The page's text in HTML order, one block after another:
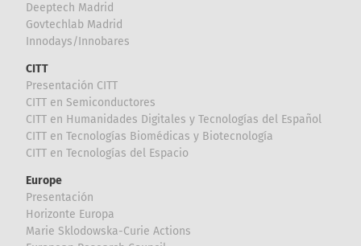
Deeptech Madrid
Govtechlab Madrid
Innodays/Innobares
CITT
Presentación CITT
CITT en Semiconductores
CITT en Humanidades Digitales y Tecnologías del Español
CITT en Tecnologías Biomédicas y Biotecnología
CITT en Tecnologías del Espacio
Europe
Presentación
Horizonte Europa
Marie Sklodowska-Curie Actions